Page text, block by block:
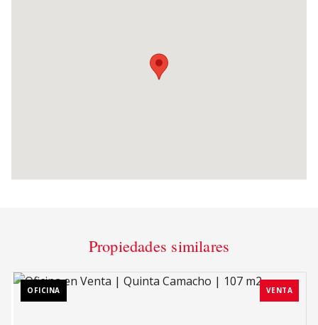
Propiedades similares
OFICINA VENTA